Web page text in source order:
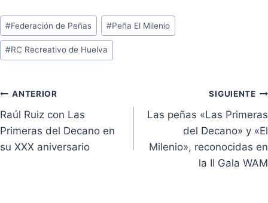
Etiquetas
de
la
#Federación de Peñas #Peña El Milenio
#RC Recreativo de Huelva
Navegación
de
entradas
ANTERIOR
Raúl Ruiz con Las
Primeras del Decano en
su XXX aniversario
SIGUIENTE
Las peñas «Las Primeras
del Decano» y «El
Milenio», reconocidas en
la II Gala WAM